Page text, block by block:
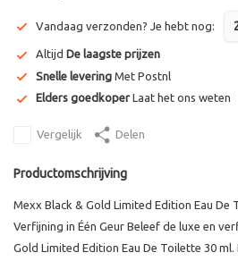
Vandaag verzonden? Je hebt nog:
Altijd De laagste prijzen
Snelle levering Met Postnl
Elders goedkoper Laat het ons weten
Vergelijk Delen
Productomschrijving
Mexx Black & Gold Limited Edition Eau De
Verfijning in Één Geur Beleef de luxe en
Gold Limited Edition Eau De Toilette 30 ml.